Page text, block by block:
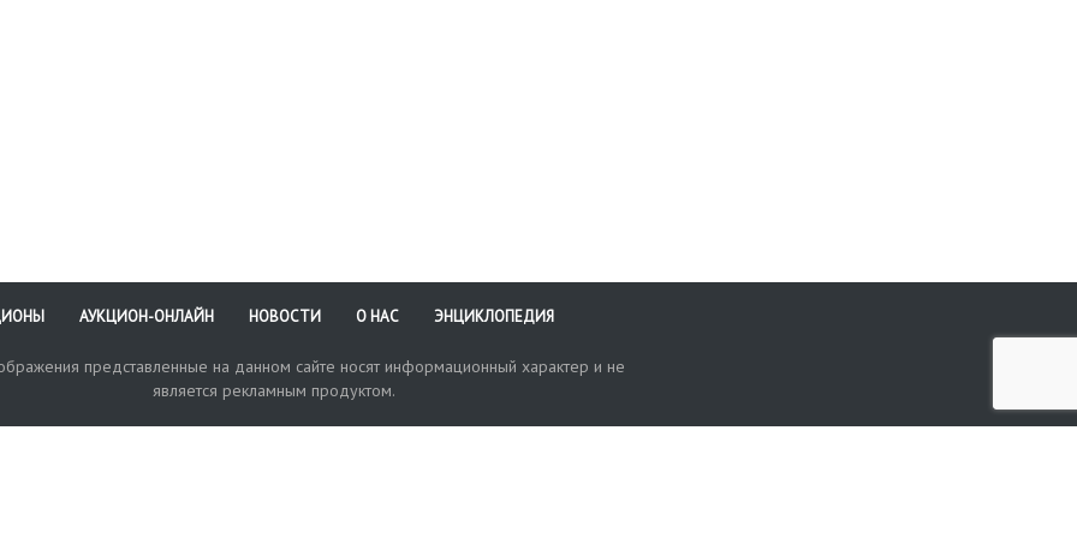
АУКЦИОН-ОНЛАЙН НОВОСТИ О НАС ЭНЦИКЛОПЕДИЯ
представленные на данном сайте носят информационный характер и не
является рекламным продуктом.